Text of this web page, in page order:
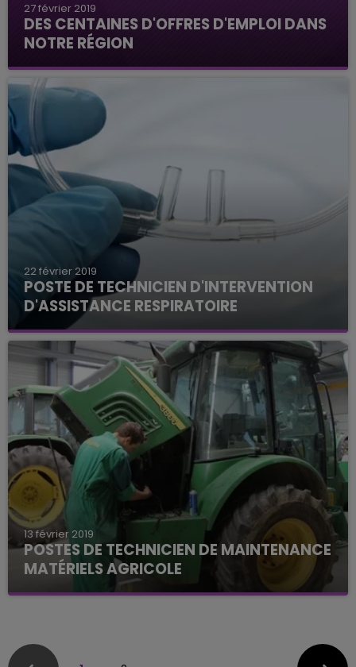
27 février 2019
DES CENTAINES D'OFFRES D'EMPLOI DANS
NOTRE RÉGION
Plusieurs entreprises comme Décathlon, FM
Logistic proposent des centaines de postes.
22 février 2019
POSTE DE TECHNICIEN D'INTERVENTION
D'ASSISTANCE RESPIRATOIRE
13 février 2019
POSTES DE TECHNICIEN DE MAINTENANCE
MATÉRIELS AGRICOLE